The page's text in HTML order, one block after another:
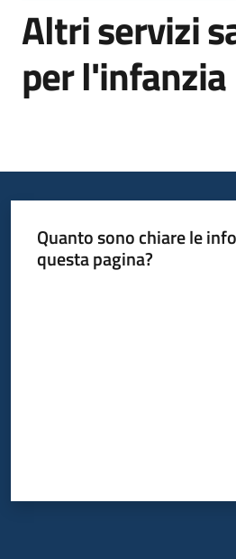
Servizi
Centri
per
locali
Altri servizi
per l'infanzia
Quanto sono chiare le
questa pagina?